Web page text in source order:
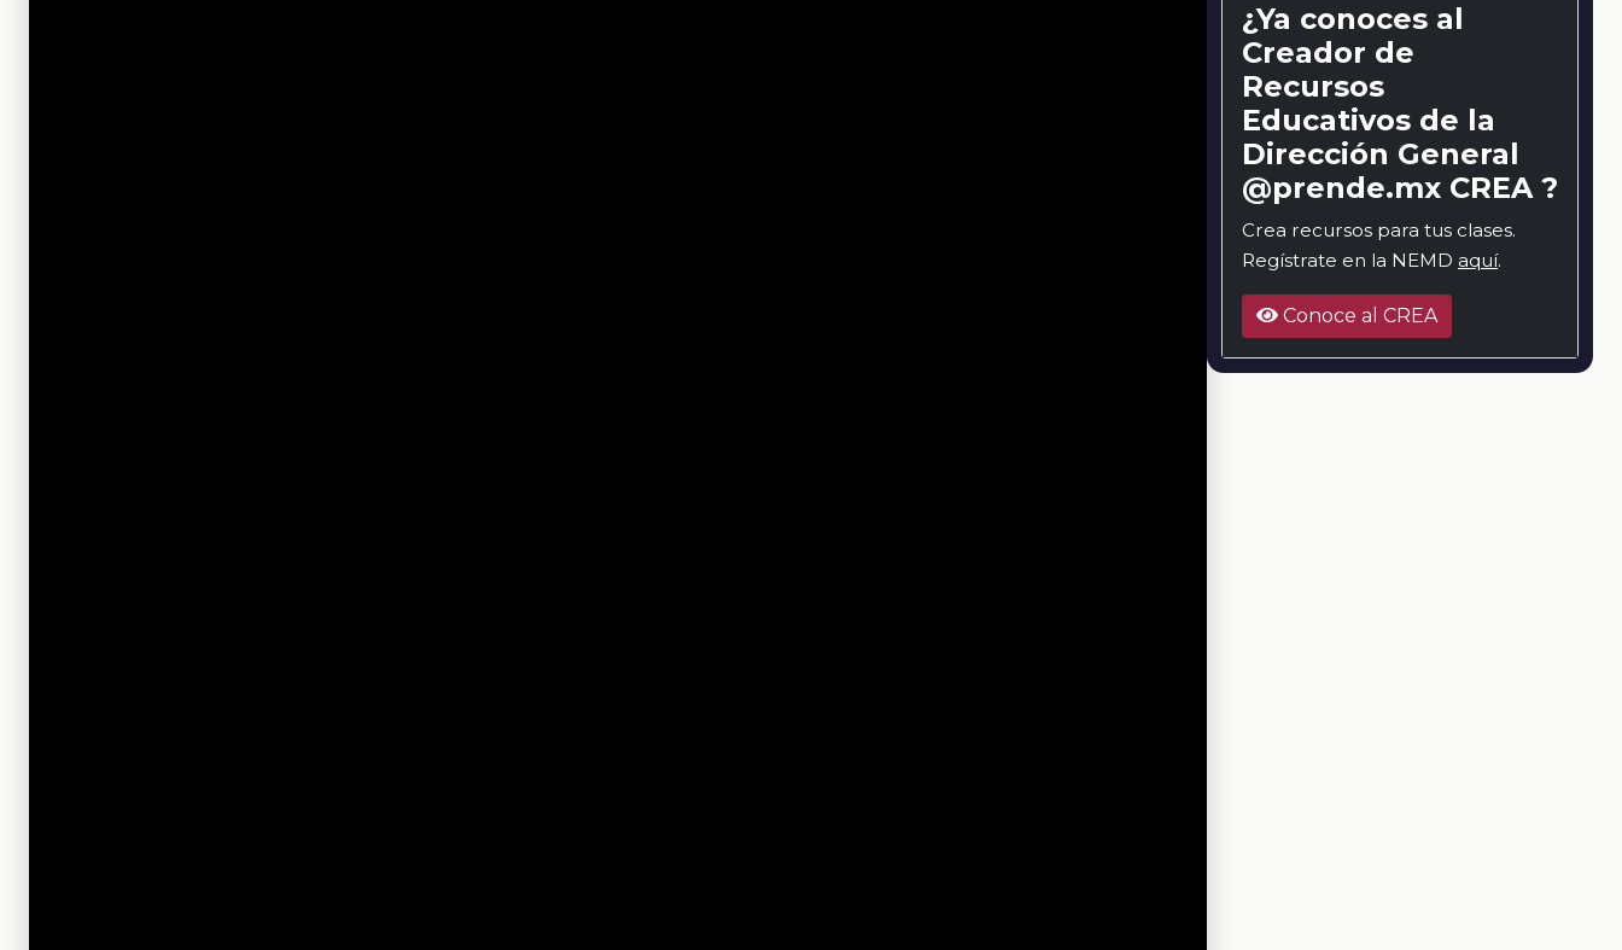
¿Ya conoces al
Creador de
Recursos
Educativos de la
Dirección General
@prende.mx CREA ?
Crea recursos para tus clases.
Regístrate en la NEMD aquí.
Conoce al CREA